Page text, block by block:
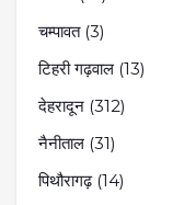
चम्पावत(3)
टिहरी गढ़वाल (13)
देहरादून (312)
नैनीताल (31)
पिथौरागढ़(14)